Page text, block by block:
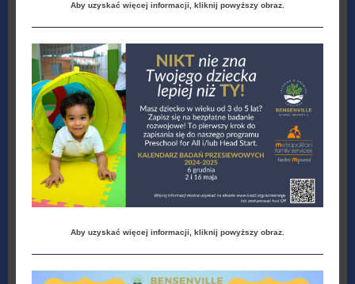
Aby uzyskać więcej informacji, kliknij powyższy obraz.
Aby uzyskać więcej informacji, kliknij powyższy obraz.